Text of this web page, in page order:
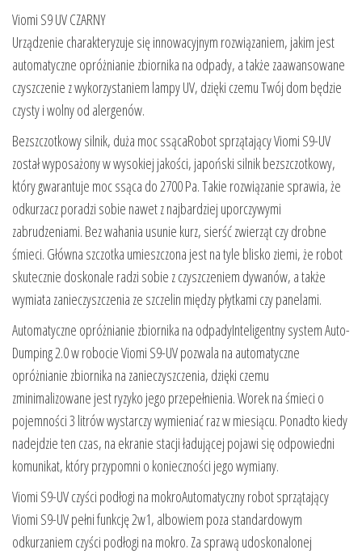
Viomi S9 UV CZARNY
Urządzenie charakteryzuje się innowacyjnym rozwiązaniem, jakim jest
automatyczne opróżnianie zbiornika na odpady, a także zaawansowane
czyszczenie z wykorzystaniem lampy UV, dzięki czemu Twój dom będzie
czysty i wolny od alergenów.
Bezszczotkowy silnik, duża moc ssącaRobot sprzątający Viomi S9-UV
został wyposażony w wysokiej jakości, japoński silnik bezszczotkowy,
który gwarantuje moc ssąca do 2700 Pa. Takie rozwiązanie sprawia, że
odkurzacz poradzi sobie nawet z najbardziej uporczywymi
zabrudzeniami. Bez wahania usunie kurz, sierść zwierząt czy drobne
śmieci. Główna szczotka umieszczona jest na tyle blisko ziemi, że robot
skutecznie doskonale radzi sobie z czyszczeniem dywanów, a także
wymiata zanieczyszczenia ze szczelin między płytkami czy panelami.
Automatyczne opróżnianie zbiornika na odpadyInteligentny system Auto-
Dumping 2.0 w robocie Viomi S9-UV pozwala na automatyczne
opróżnianie zbiornika na zanieczyszczenia, dzięki czemu
zminimalizowane jest ryzyko jego przepełnienia. Worek na śmieci o
pojemności 3 litrów wystarczy wymieniać raz w miesiącu. Ponadto kiedy
nadejdzie ten czas, na ekranie stacji ładującej pojawi się odpowiedni
komunikat, który przypomni o konieczności jego wymiany.
Viomi S9-UV czyści podłogi na mokroAutomatyczny robot sprzątający
Viomi S9-UV pełni funkcję 2w1, albowiem poza standardowym
odkurzaniem czyści podłogi na mokro. Za sprawą udoskonalonej